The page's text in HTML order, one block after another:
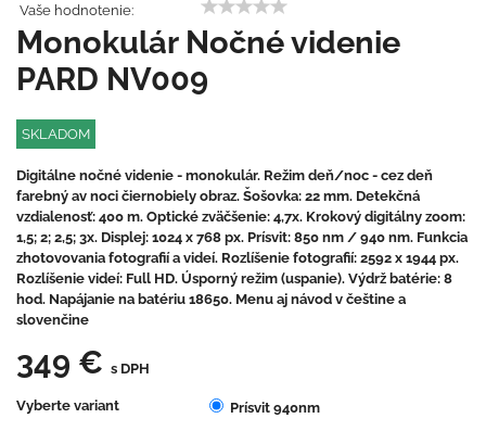
Vaše hodnotenie:
Monokulár Nočné videnie
PARD NV009
SKLADOM
Digitálne nočné videnie - monokulár. Režim deň/noc - cez deň
farebný av noci čiernobiely obraz. Šošovka: 22 mm. Detekčná
vzdialenosť: 400 m. Optické zväčšenie: 4,7x. Krokový digitálny zoom:
1,5; 2; 2,5; 3x. Displej: 1024 x 768 px. Prísvit: 850 nm / 940 nm. Funkcia
zhotovovania fotografií a videí. Rozlíšenie fotografií: 2592 x 1944 px.
Rozlíšenie videí: Full HD. Úsporný režim (uspanie). Výdrž batérie: 8
hod. Napájanie na batériu 18650. Menu aj návod v češtine a
slovenčine
349 € s DPH
Vyberte variant Prísvit 940nm